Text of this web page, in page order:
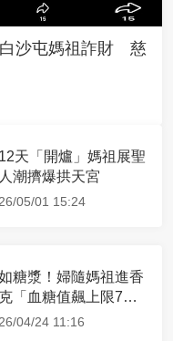
白沙屯媽祖詐財 慈
天「開爐」媽祖展聖
潮擠爆拱天宮
05/01 15:24
糖漿！婦隨媽祖進香
「血糖值飆上限7
倍」 醫曝原因
04/24 11:16